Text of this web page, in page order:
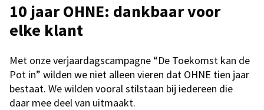
10 jaar OHNE: dankbaar voor
elke klant
Met onze verjaardagscampagne “De Toekomst kan de
Pot in” wilden we niet alleen vieren dat OHNE tien jaar
bestaat. We wilden vooral stilstaan bij iedereen die
daar mee deel van uitmaakt.